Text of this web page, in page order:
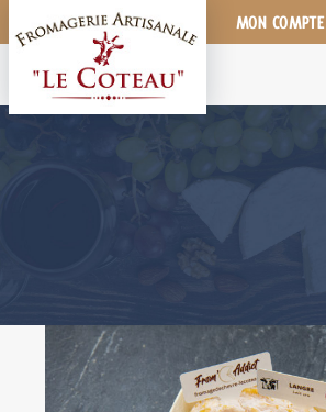
au
MON COMPTE